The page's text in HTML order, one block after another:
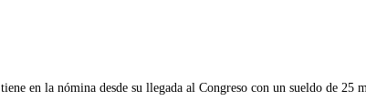
en la nómina desde su llegada al Congreso con un sueldo de 25